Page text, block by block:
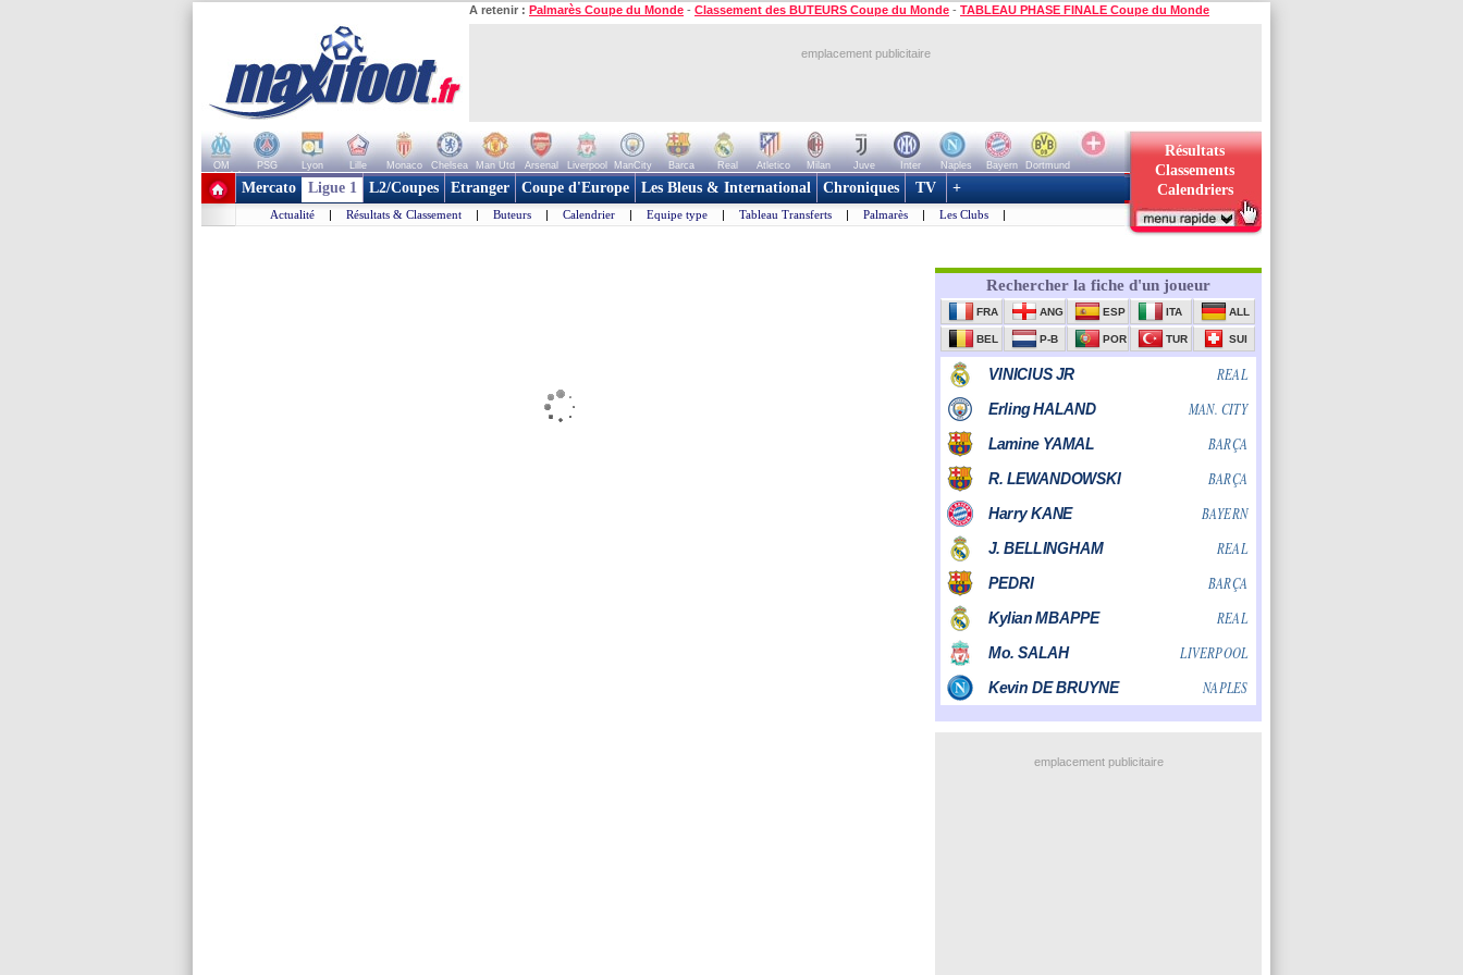
A retenir : Palmarès Coupe du Monde - Classement des BUTEURS Coupe du Monde - TABLEAU PHASE FINALE Coupe du Monde
emplacement publicitaire
OM PSG Lyon Lille Monaco Chelsea Man Utd Arsenal Liverpool ManCity Barca Real Atletico Milan Juve Inter Naples Bayern
Dortmund
+ de clubs
Résultats
Classements
Calendriers
Mercato Ligue 1 L2/Coupes Etranger Coupe d'Europe Les Bleus & International Chroniques TV +
Actualité | Résultats & Classement | Buteurs | Calendrier | Equipe type | Tableau Transferts | Palmarès | Les Clubs |
emplacement publicitaire